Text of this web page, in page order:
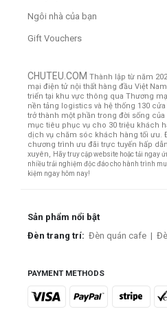
Ngôi nhà của bạn
Gift Vouchers
CHUTEU.COM Thành lập từ năm
mại điện tử nội thất hàng đầu Việt
triển tại khu vực thông qua Thương
nền tảng logistics và hệ thống 130
trở thành một phần trong đời sống
mục tiêu phục vụ cho 30 triệu khách
dịch vụ chăm sóc khách hàng tối ưu.
chương trình ưu đãi trực tuyến hấp
xuyên, Hãy truy cập website hoặc tải ngay
nhiều trải nghiệm độc đáo cho hành trình
kiệm ngay hôm nay!
Sản phẩm nổi bật
Đèn trang trí: Đèn quán cafe |
PAYMENT METHODS